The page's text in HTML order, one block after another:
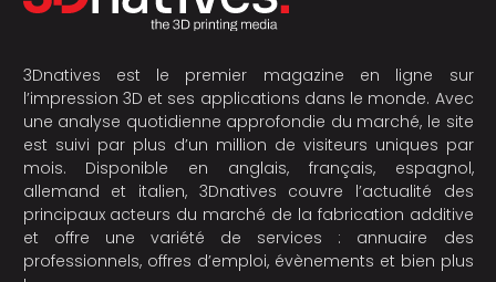
3Dnatives est le premier magazine en ligne sur
l’impression 3D et ses applications dans le monde. Avec
une analyse quotidienne approfondie du marché, le site
est suivi par plus d’un million de visiteurs uniques par
mois. Disponible en anglais, français, espagnol,
allemand et italien, 3Dnatives couvre l’actualité des
principaux acteurs du marché de la fabrication additive
et offre une variété de services : annuaire des
professionnels, offres d’emploi, évènements et bien plus